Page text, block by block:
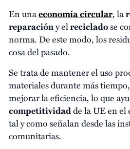
En unaeconomía circular, la
reparacióny elrecicladose
norma. De este modo, los
cosa del pasado.
Se trata de mantener el uso
materiales durante más
mejorar la eficiencia, lo que
competitividadde la UE en
tal y como señalan desde las
comunitarias.